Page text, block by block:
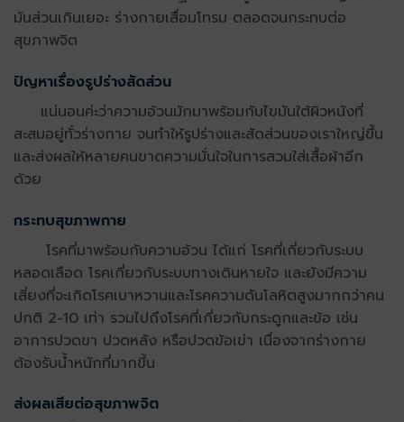
มันส่วนเกินเยอะ ร่างกายเสื่อมโทรม ตลอดจนกระทบต่อ
สุขภาพจิต
ปัญหาเรื่องรูปร่างสัดส่วน
แน่นอนค่ะว่าความอ้วนมักมาพร้อมกับไขมันใต้ผิวหนังที่
สะสมอยู่ทั่วร่างกาย จนทำให้รูปร่างและสัดส่วนของเราใหญ่ขึ้น
และส่งผลให้หลายคนขาดความมั่นใจในการสวมใส่เสื้อผ้าอีก
ด้วย
กระทบสุขภาพกาย
โรคที่มาพร้อมกับความอ้วน ได้แก่ โรคที่เกี่ยวกับระบบ
หลอดเลือด โรคเกี่ยวกับระบบทางเดินหายใจ และยังมีความ
เสี่ยงที่จะเกิดโรคเบาหวานและโรคความดันโลหิตสูงมากกว่าคน
ปกติ 2-10 เท่า รวมไปถึงโรคที่เกี่ยวกับกระดูกและข้อ เช่น
อาการปวดขา ปวดหลัง หรือปวดข้อเข่า เนื่องจากร่างกาย
ต้องรับน้ำหนักที่มากขึ้น
ส่งผลเสียต่อสุขภาพจิต